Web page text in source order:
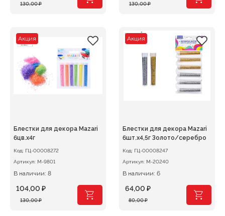
130,00₽
Первоначальная
130,00 ₽.
Текущая
130,00₽
Первоначальная
130,00 ₽.
Текущая
Акция
Блестки для декора Mazari
6цв.х4г
Код: ГЦ-00008272
Артикул: М-9801
В наличии: 8
130,00₽
Первоначальная
104,00 ₽
Текущая
Акция
Блестки для декора Mazari
6шт.х4,5г Золото/серебро
Код: ГЦ-00008247
Артикул: М-20240
В наличии: 6
80,00₽
Первоначальная
64,00 ₽
Текущая